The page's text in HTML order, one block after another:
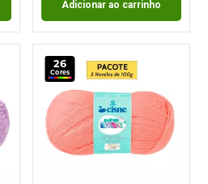
Adicionar ao carrinho
26
Cores